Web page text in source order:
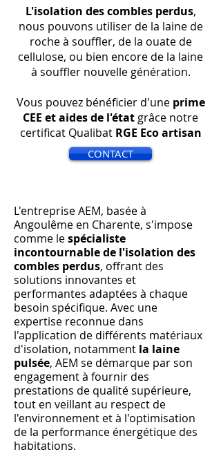
L'isolation des combles perdus,
nous pouvons utiliser de la laine de
roche à souffler, de la ouate de
cellulose, ou bien encore de la laine
à souffler nouvelle génération.
Vous pouvez bénéficier d'uneprime
CEE et aides de l'état grâce notre
certificat Qualibat RGE Eco artisan
CONTACT
L'entreprise AEM, basée à
Angoulême en Charente, s'impose
comme lespécialiste
incontournable de l'isolation des
combles perdus, offrant des
solutions innovantes et
performantes adaptées à chaque
besoin spécifique. Avec une
expertise reconnue dans
l'application de différents matériaux
d'isolation, notamment la laine
pulsée, AEM se démarque par son
engagement à fournir des
prestations de qualité supérieure,
tout en veillant au respect de
l'environnement et à l'optimisation
de la performance énergétique des
habitations.